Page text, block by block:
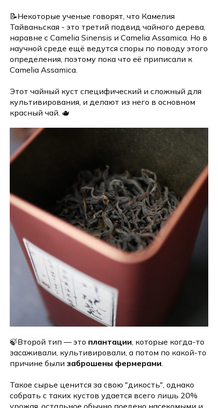
📝Некоторые ученые говорят, что Камелия
Тайваньская - это третий подвид чайного дерева,
наравне с Camelia Sinensis и Camelia Assamica. Но в
научной среде ещё ведутся споры по поводу этого
определения, поэтому пока что её приписали к
Camelia Assamica.
Этот чайный куст специфический и сложный для
культивирования, и делают из него в основном
красный чай. 🫖
🍃Второй тип — это плантации , которые когда-то
засаживали, культивировали, а потом по какой-то
причине были заброшены фермерами
Такое сырье ценится за свою "дикость", однако
собрать с таких кустов удается всего лишь 20%
урожая, остальное обычно поедено насекомыми и